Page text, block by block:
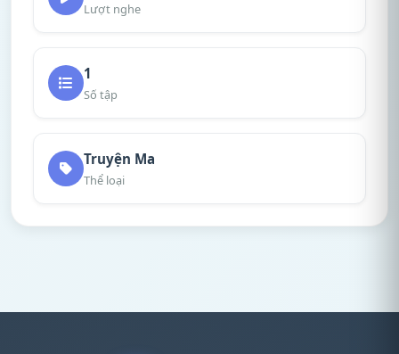
Lượt nghe
1
Số tập
Truyện Ma
Thể loại